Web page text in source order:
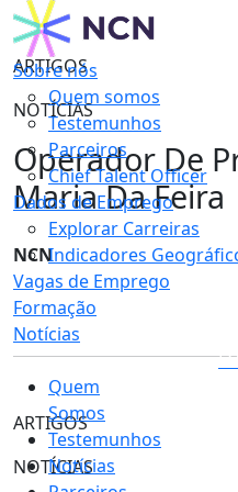
Sobre nós
Quem somos
Testemunhos
Parceiros
Chief Talent Officer
Dados de Emprego
Explorar Carreiras
Indicadores
Vagas de Emprego
Formação
Notícias
Quem
Somos
Testemunhos
Notícias
ARTIGOS
NOTÍCIAS
Operador De
Maria Da Feira
NCN
ARTIGOS
NOTÍCIAS